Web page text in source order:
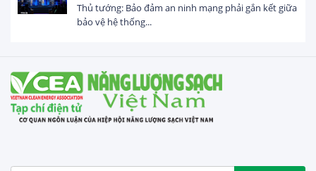
Tổng vốn FDI đăng ký vào Việt Nam đạt gần 25 tỷ
USD trong 5 tháng...